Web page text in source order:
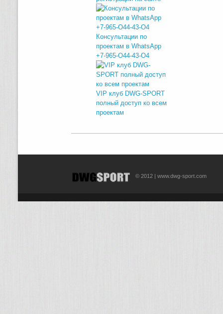
Консультации по
проектам в WhatsApp
+7-965-O44-43-O4
VIP клуб DWG-SPORT
полный доступ ко всем
проектам
© 2012 | www.dwg-sport.com